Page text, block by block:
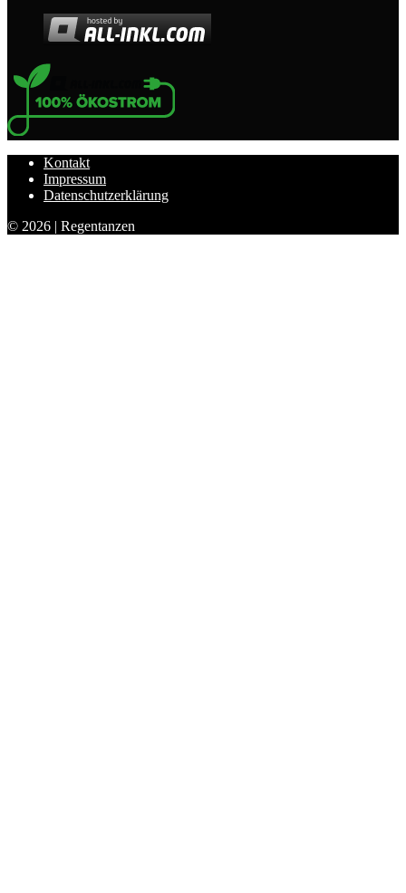
Kontakt
Impressum
Datenschutzerklärung
© 2026 | Regentanzen